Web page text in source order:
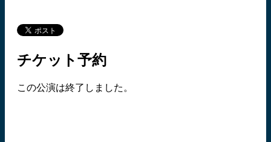
チケット予約
この公演は終了しました。